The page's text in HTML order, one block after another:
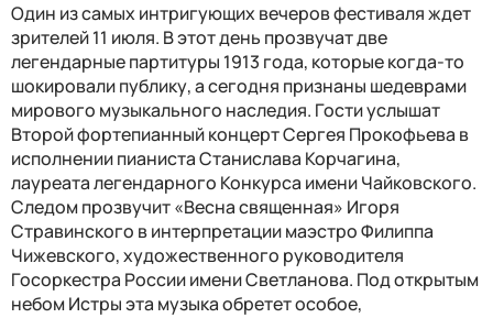
Один из самых интригующих вечеров фестиваля ждет
зрителей 11 июля. В этот день прозвучат две
легендарные партитуры 1913 года, которые когда-то
шокировали публику, а сегодня признаны шедеврами
мирового музыкального наследия. Гости услышат
Второй фортепианный концерт Сергея Прокофьева в
исполнении пианиста Станислава Корчагина,
лауреата легендарного Конкурса имени Чайковского.
Следом прозвучит «Весна священная» Игоря
Стравинского в интерпретации маэстро Филиппа
Чижевского, художественного руководителя
Госоркестра России имени Светланова. Под открытым
небом Истры эта музыка обретет особое,